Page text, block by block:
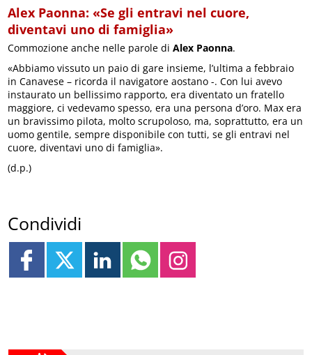
Alex Paonna: «Se gli entravi nel cuore,
diventavi uno di famiglia»
Commozione anche nelle parole diAlex Paonna.
«Abbiamo vissuto un paio di gare insieme, l’ultima a febbraio
in Canavese – ricorda il navigatore aostano -. Con lui avevo
instaurato un bellissimo rapporto, era diventato un fratello
maggiore, ci vedevamo spesso, era una persona d’oro. Max era
un bravissimo pilota, molto scrupoloso, ma, soprattutto, era un
uomo gentile, sempre disponibile con tutti, se gli entravi nel
cuore, diventavi uno di famiglia».
(d.p.)
Condividi